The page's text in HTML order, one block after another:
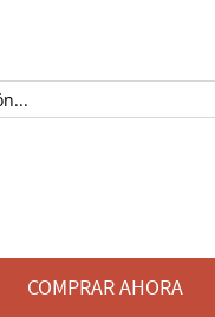
COMPRAR AHORA